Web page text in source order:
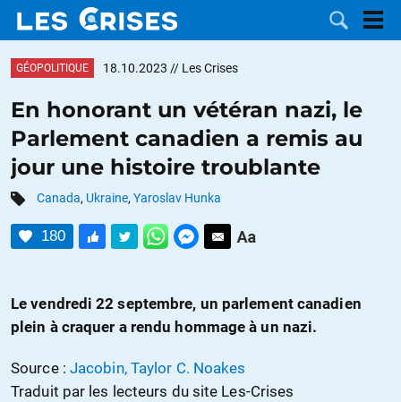
LES
DOSSIERS
CATÉGORIES
MOTS CLÉS
CONTACTER
FAIRE UN
DON
GÉOPOLITIQUE 18.10.2023 // Les Crises
En honorant un vétéran nazi, le
Parlement canadien a remis au
jour une histoire troublante
Canada, Ukraine, Yaroslav Hunka
180
Le vendredi 22 septembre, un parlement canadien
plein à craquer a rendu hommage à un nazi.
Source : Jacobin, Taylor C. Noakes
Traduit par les lecteurs du site Les-Crises